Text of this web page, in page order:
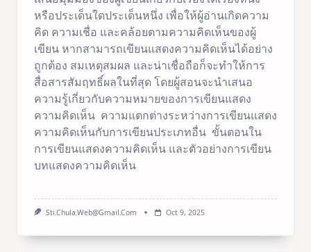
หรือประเด็นใดประเด็นหนึ่ง เพื่อให้ผู้อ่านเกิดความ
คิด ความเชื่อ และคล้อยตามความคิดเห็นของผู้
เขียน หากสามารถเขียนแสดงความคิดเห็นได้อย่าง
ถูกต้อง สมเหตุสมผล และน่าเชื่อถือก็จะทำให้การ
สื่อสารสัมฤทธิ์ผลในที่สุด โดยผู้สอนจะนำเสนอ
ความรู้เกี่ยวกับความหมายของการเขียนแสดง
ความคิดเห็น ความแตกต่างระหว่างการเขียนแสดง
ความคิดเห็นกับการเขียนประเภทอื่น ขั้นตอนใน
การเขียนแสดงความคิดเห็น และตัวอย่างการเขียน
บทแสดงความคิดเห็น
Sti.chula.web@gmail.com Oct 9, 2025